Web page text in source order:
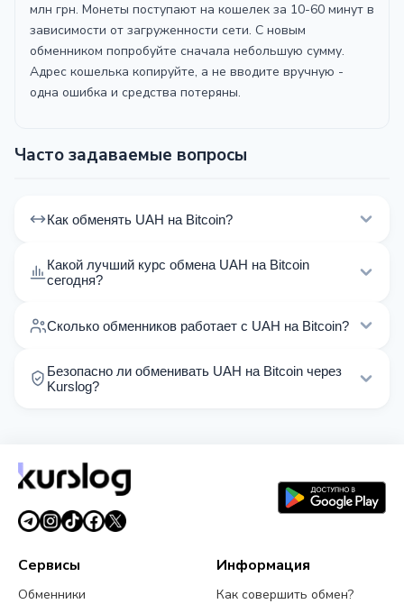
млн грн. Монеты поступают на кошелек за 10-60 минут в
зависимости от загруженности сети. С новым
обменником попробуйте сначала небольшую сумму.
Адрес кошелька копируйте, а не вводите вручную -
одна ошибка и средства потеряны.
Часто задаваемые вопросы
Как обменять UAH на Bitcoin?
сравните курсы и резервы. Нажмите на обменник,
Kurslog доступно 29 проверенных обменников для
Какой лучший курс обмена UAH на Bitcoin
сегодня?
составляет 0.000 BTC за 1 UAH. Диапазон курсов:
Сколько обменников работает с UAH на Bitcoin?
обмен UAH на Bitcoin через 40 направлений на
Безопасно ли обменивать UAH на Bitcoin через
Kurslog?
прозрачности работы. Выбирайте обменники с
высоким рейтингом доверия для максимальной
безопасности.
Сервисы
Обменники
Информация
Как совершить обмен?